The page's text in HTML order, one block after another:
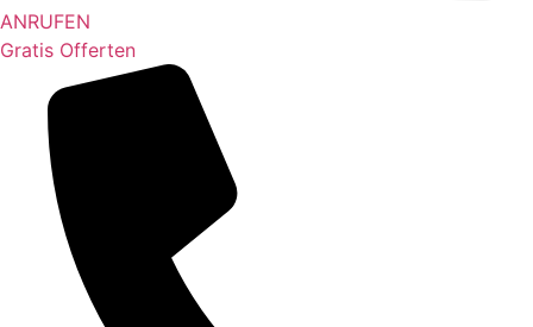
ANRUFEN
Gratis Offerten